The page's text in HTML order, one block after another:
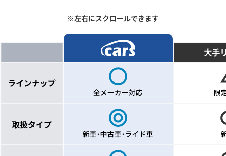
※左右にスクロールできます